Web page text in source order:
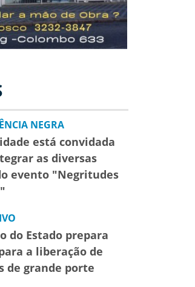
NEGRA
está convidada
as diversas
evento "Negritudes
do Estado prepara
a liberação de
de grande porte